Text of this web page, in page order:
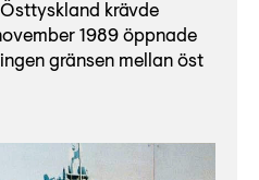
krävde
1989 öppnade
gränsen mellan öst